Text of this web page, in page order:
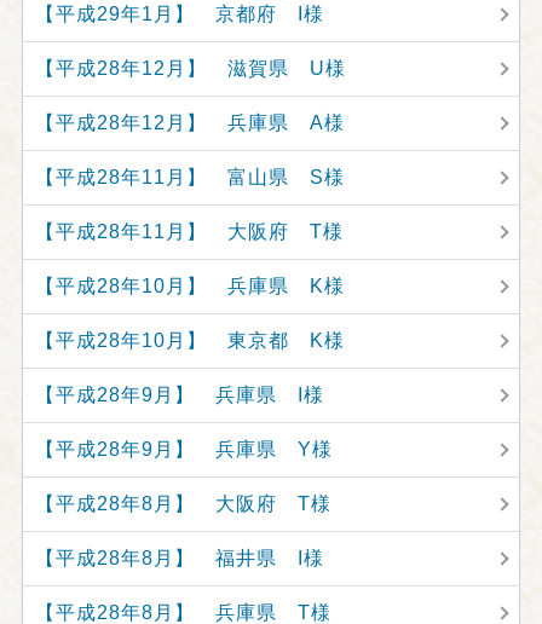
【平成29年1月】 京都府 I様
【平成28年12月】 滋賀県 U様
【平成28年12月】 兵庫県 A様
【平成28年11月】 富山県 S様
【平成28年11月】 大阪府 T様
【平成28年10月】 兵庫県 K様
【平成28年10月】 東京都 K様
【平成28年9月】 兵庫県 I様
【平成28年9月】 兵庫県 Y様
【平成28年8月】 大阪府 T様
【平成28年8月】 福井県 I様
【平成28年8月】 兵庫県 T様